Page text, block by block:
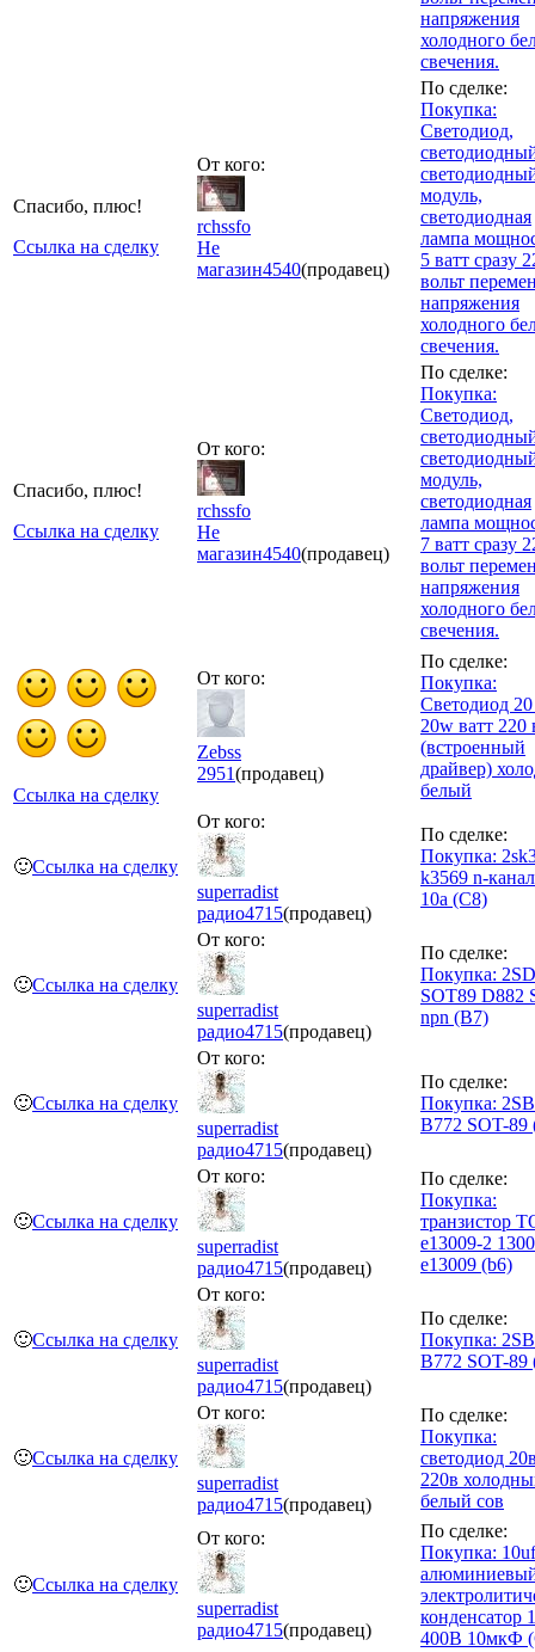
напряжения
холодного
свечения.
Спасибо, плюс!
Ссылка на сделку
От кого:
rchssfo
Не
магазин4540(продавец)
По сделке:
Покупка:
Светодиод,
модуль,
светодиодная
лампа
5 ватт сразу
вольт
напряжения
холодного
свечения.
Спасибо, плюс!
Ссылка на сделку
От кого:
rchssfo
Не
магазин4540(продавец)
По сделке:
Покупка:
Светодиод,
модуль,
светодиодная
лампа
7 ватт сразу
вольт
напряжения
холодного
свечения.
Ссылка на сделку
От кого:
Zebss
2951(продавец)
По сделке:
Покупка:
Светодиод
20w ватт 220
(встроенный
драйвер)
белый
🙂Ссылка на сделку
От кого:
superradist
радио4715(продавец)
По сделке:
Покупка:
k3569 n-
10а (С8)
🙂Ссылка на сделку
От кого:
superradist
радио4715(продавец)
По сделке:
Покупка:
SOT89 D882
npn (B7)
🙂Ссылка на сделку
От кого:
superradist
радио4715(продавец)
По сделке:
Покупка:
B772 SOT-89
🙂Ссылка на сделку
От кого:
superradist
радио4715(продавец)
По сделке:
Покупка:
транзистор
e13009-2
e13009 (b6)
🙂Ссылка на сделку
От кого:
superradist
радио4715(продавец)
По сделке:
Покупка:
B772 SOT-89
🙂Ссылка на сделку
От кого:
superradist
радио4715(продавец)
По сделке:
Покупка:
светодиод
220в
белый сов
🙂Ссылка на сделку
От кого:
superradist
радио4715(продавец)
По сделке:
Покупка:
конденсатор
400В 10мкФ